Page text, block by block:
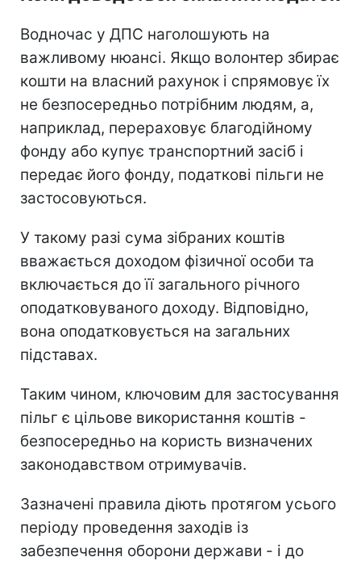
Водночас у ДПС наголошують на
важливому нюансі. Якщо волонтер збирає
кошти на власний рахунок і спрямовує їх
не безпосередньо потрібним людям, а,
наприклад, перераховує благодійному
фонду або купує транспортний засіб і
передає його фонду, податкові пільги не
застосовуються.
У такому разі сума зібраних коштів
вважається доходом фізичної особи та
включається до її загального річного
оподатковуваного доходу. Відповідно,
вона оподатковується на загальних
підставах.
Таким чином, ключовим для застосування
пільг є цільове використання коштів -
безпосередньо на користь визначених
законодавством отримувачів.
Зазначені правила діють протягом усього
періоду проведення заходів із
забезпечення оборони держави - і до